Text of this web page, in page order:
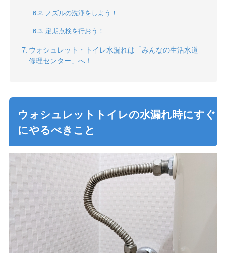
ノズルの洗浄をしよう！
定期点検を行おう！
ウォシュレット・トイレ水漏れは「みんなの生活水道
修理センター」へ！
ウォシュレットトイレの水漏れ時にすぐ
にやるべきこと